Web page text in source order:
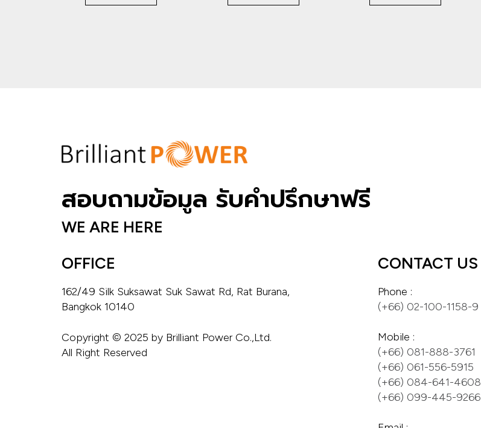
สอบถามข้อมูล รับคำปรึกษาฟรี
WE ARE HERE
OFFICE
162/49 Silk Suksawat Suk Sawat Rd, Rat Burana,
Bangkok 10140
Copyright © 2025 by Brilliant Power Co.,Ltd.
All Right Reserved
CONTACT US
(+66) 081-888-3761
(+66) 061-556-5915
(+66) 084-641-4608
(+66) 099-445-9266